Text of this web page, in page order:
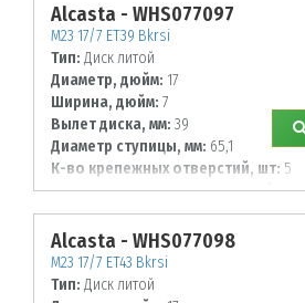
Alcasta - WHS077097
M23 17/7 ET39 Bkrsi
Тип: Диск литой
Диаметр, дюйм: 17
Ширина, дюйм: 7
Вылет диска, мм: 39
Диаметр ступицы, мм: 65,1
К-во крепежных отверстий, шт: 5
Диаметр располож. отверстий, мм:
110
Alcasta - WHS077098
M23 17/7 ET43 Bkrsi
Тип: Диск литой